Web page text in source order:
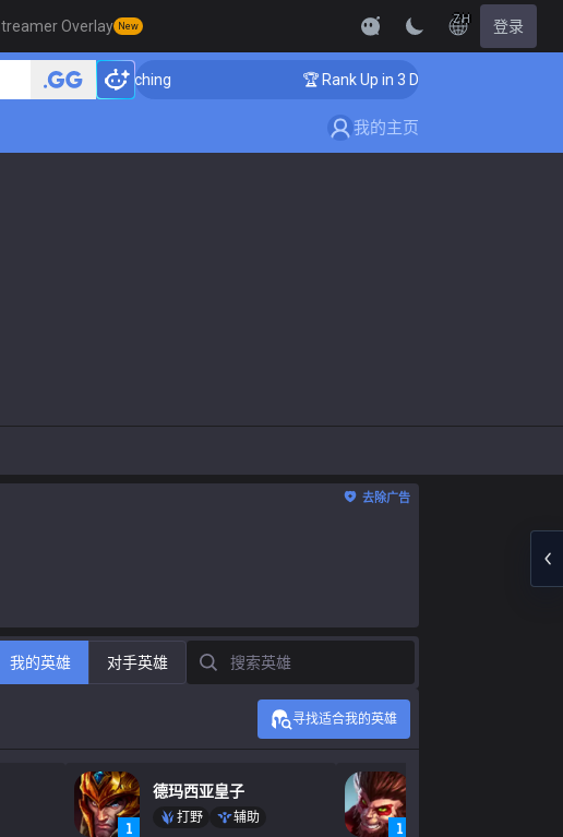
Overlay New
ZH 登录
Challenger Coaching 🏆 Rank Up in 3 Days! Challenger Coaching
我的主页
去除广告
我的英雄 对手英雄
搜索英雄
寻找适合我的英雄
德玛西亚皇子
打野
辅助